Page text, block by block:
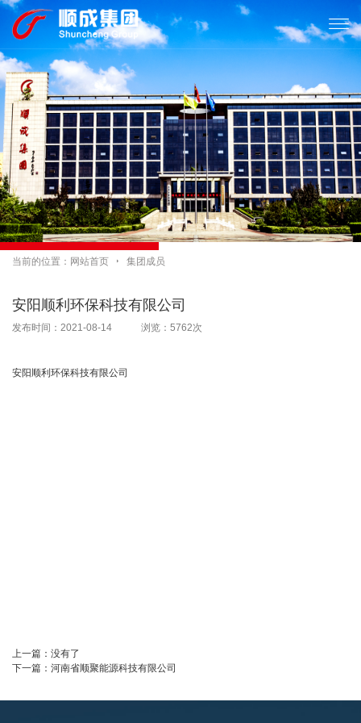

当前的位置： 网站首页  集团成员
安阳顺利环保科技有限公司
发布时间：2021-08-14 浏览：5762次
安阳顺利环保科技有限公司
上一篇： 没有了
下一篇： 河南省顺聚能源科技有限公司